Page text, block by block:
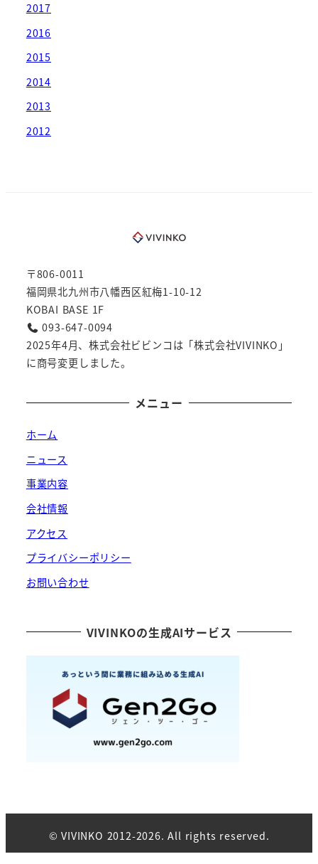
2017
2016
2015
2014
2013
2012
〒806-0011
福岡県北九州市八幡西区紅梅1-10-12
KOBAI BASE 1F
093-647-0094
2025年4月、株式会社ビビンコは「株式会社VIVINKO」
に商号変更しました。
メニュー
ホーム
ニュース
事業内容
会社情報
アクセス
プライバシーポリシー
お問い合わせ
VIVINKOの生成AIサービス
© VIVINKO 2012-2026. All rights reserved.